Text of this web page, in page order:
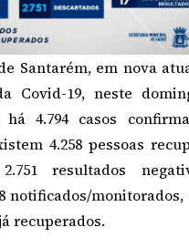
Santarém, em nova
Covid-19, neste
4.794 casos
4.258 pessoas
resultados
notificados/monitorados,
recuperados.